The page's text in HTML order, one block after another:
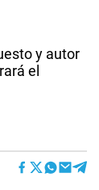
y autor
el